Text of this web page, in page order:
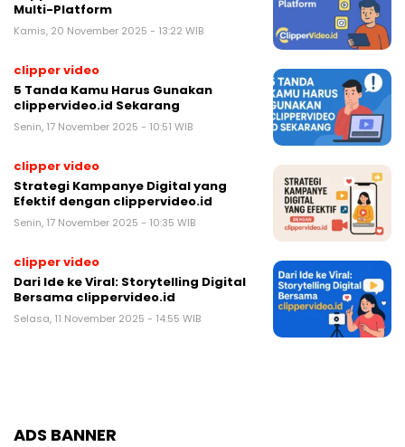
Multi-Platform
Kamis, 20 November 2025 - 13:22 WIB
clipper video
5 Tanda Kamu Harus Gunakan
clippervideo.id Sekarang
Senin, 17 November 2025 - 10:51 WIB
clipper video
Strategi Kampanye Digital yang
Efektif dengan clippervideo.id
Senin, 17 November 2025 - 10:35 WIB
clipper video
Dari Ide ke Viral: Storytelling Digital
Bersama clippervideo.id
Selasa, 11 November 2025 - 14:55 WIB
ADS BANNER